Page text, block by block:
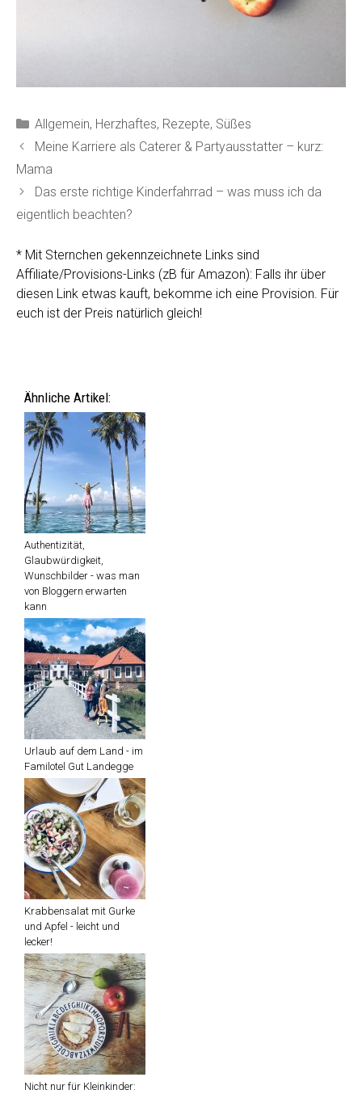
Kategorien
Allgemein, Herzhaftes, Rezepte, Süßes
Meine Karriere als Caterer & Partyausstatter – kurz:
Mama
Das erste richtige Kinderfahrrad – was muss ich da
eigentlich beachten?
* Mit Sternchen gekennzeichnete Links sind
Affiliate/Provisions-Links (zB für Amazon): Falls ihr über
diesen Link etwas kauft, bekomme ich eine Provision. Für
euch ist der Preis natürlich gleich!
Ähnliche Artikel:
Authentizität,
Glaubwürdigkeit,
Wunschbilder - was man
von Bloggern erwarten
kann
Urlaub auf dem Land - im
Familotel Gut Landegge
Krabbensalat mit Gurke
und Apfel - leicht und
lecker!
Nicht nur für Kleinkinder: